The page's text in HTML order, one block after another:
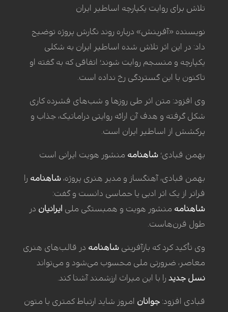
تلاش برای روایت یکپارچه اساطیر ایران
نویسنده «آفرینش» درباره روند نگارش پروژه توضیح
داد: در این اثر تلاش شده اساطیر ایران به شکلی
یکپارچه و منسجم روایت شوند؛ اتفاقی که به گفته او
تاکنون با این گستردگی رخ نداده است.
وی افزود: متن اثر طی روزها و شب‌های فشرده کاری
شکل گرفته و هدف آن ارائه روایتی دراماتیک، جذاب و
پرکشش از اساطیر ایران است.
بهمن قبادی؛ شاهنامه منشور هویت ایرانی است
بهمن قبادی، آهنگساز و مدیر هنری پروژه، شاهنامه را
فراتر از یک اثر ادبی یا حماسی دانست و گفت:
شاهنامه منشور هویت و همبستگی ملی ایرانیان در
طول قرن‌هاست.
وی تأکید کرد که بازآفرینی شاهنامه در قالب‌های هنری
معاصر، ضرورتی ملی محسوب می‌شود و می‌تواند
نسل جدیدرا با این میراث ارزشمند آشنا کند.
قبادی افزود: جوانان امروز شاید ارتباط کمتری با متون